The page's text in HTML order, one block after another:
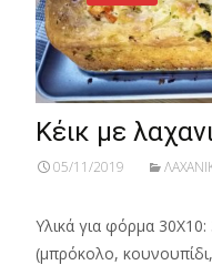
Κέικ με
05/11/2019
Υλικά για φόρμα 30Χ10:
(μπρόκολο,